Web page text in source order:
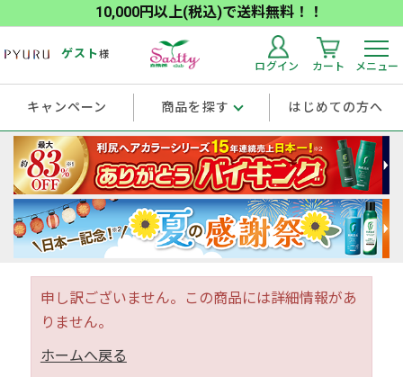
10,000円以上(税込)で送料無料！！
ゲスト様
ログイン カート メニュー
キャンペーン 商品を探す はじめての方へ
申し訳ございません。この商品には詳細情報があ
りません。
ホームへ戻る